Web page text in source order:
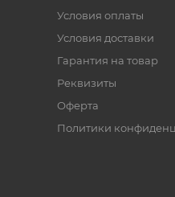
Условия оплаты
Условия доставки
Гарантия на товар
Реквизиты
Оферта
Политики